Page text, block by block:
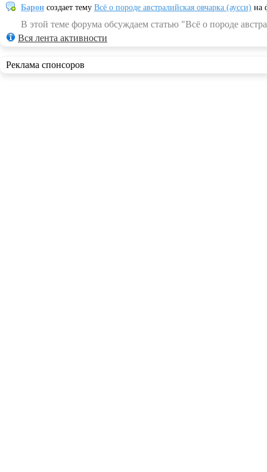
Барон создает тему Всё о породе австралийская овчарка (аусси) на
В этой теме форума обсуждаем статью "Всё о породе
Вся лента активности
Реклама спонсоров